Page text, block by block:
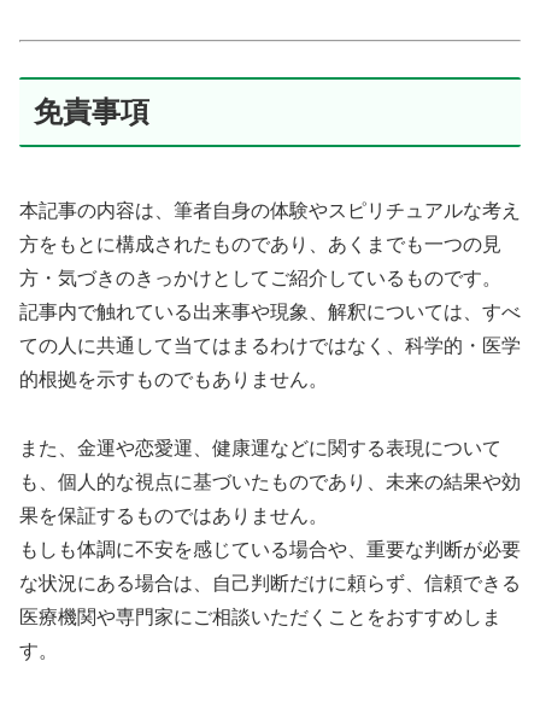
免責事項
本記事の内容は、筆者自身の体験やスピリチュアルな考え
方をもとに構成されたものであり、あくまでも一つの見
方・気づきのきっかけとしてご紹介しているものです。
記事内で触れている出来事や現象、解釈については、すべ
ての人に共通して当てはまるわけではなく、科学的・医学
的根拠を示すものでもありません。
また、金運や恋愛運、健康運などに関する表現について
も、個人的な視点に基づいたものであり、未来の結果や効
果を保証するものではありません。
もしも体調に不安を感じている場合や、重要な判断が必要
な状況にある場合は、自己判断だけに頼らず、信頼できる
医療機関や専門家にご相談いただくことをおすすめしま
す。